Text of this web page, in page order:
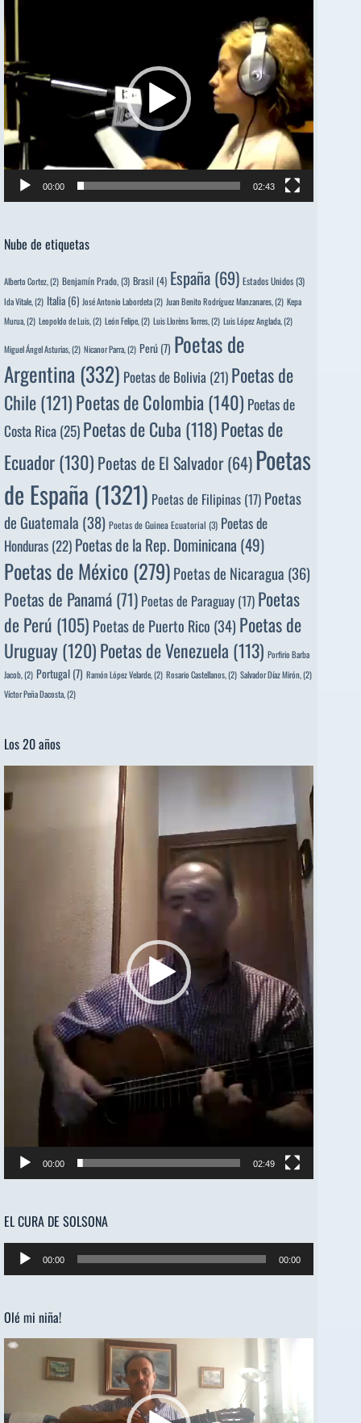
de
vídeo
00:00 02:43
Nube de etiquetas
Alberto Cortez, (2) Benjamín Prado,(3) Brasil (4) España (69) Estados Unidos(3)
Ida Vitale, (2) Italia (6) José Antonio Labordeta(2) Juan Benito Rodríguez Manzanares, (2) Kepa
Murua, (2) Leopoldo de Luis, (2) León Felipe, (2) Luis Llorèns Torres, (2) Luis López Anglada, (2)
Miguel Ángel Asturias, (2) Nicanor Parra, (2) Perú (7) Poetas de
Argentina (332) Poetas de Bolivia (21) Poetas de
Chile(121)Poetas de Colombia(140) Poetas de
Costa Rica(25)Poetas de Cuba (118)Poetas de
Ecuador(130) Poetas de El Salvador(64)Poetas
de España (1321) Poetas de Filipinas (17) Poetas
de Guatemala (38) Poetas de Guinea Ecuatorial (3) Poetas de
Honduras (22) Poetas de la Rep. Dominicana (49)
Poetas de México(279)Poetas de Nicaragua (36)
Poetas de Panamá (71) Poetas de Paraguay (17) Poetas
de Perú (105) Poetas de Puerto Rico (34) Poetas de
Uruguay(120)Poetas de Venezuela (113) Porfirio Barba
Jacob, (2) Portugal (7) Ramón López Velarde, (2) Rosario Castellanos, (2) Salvador Díaz Mirón, (2)
Víctor Peña Dacosta, (2)
Los 20 años
de
vídeo
00:00 02:49
EL CURA DE SOLSONA
Reproductor
de
00:00 00:00
Olé mi niña!
Reproductor